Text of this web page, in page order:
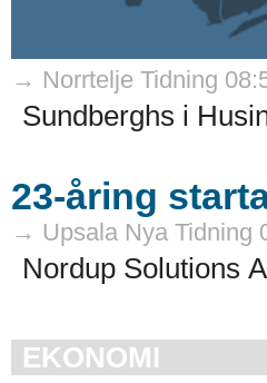
→ Norrtelje Tidning
Sundberghs i
23-åring
→ Upsala Nya Tidning
Nordup Solutions
EKONOMI